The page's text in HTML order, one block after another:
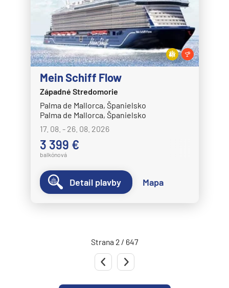
Norwegian Prima
Norwegian Sky
Norwegian Spirit
Norwegian Star
Norwegian Sun
Norwegian Viva
Pride of America
Oceania Cruises
Oceania Allura
Oceania Insignia
Oceania Marina
Oceania Riviera
Oceania Sirena
Oceania Vista
Mein Schiff Flow
Západné Stredomorie
Palma de Mallorca, Španielsko
Palma de Mallorca, Španielsko
17. 08. - 26. 08. 2026
3 399 €
balkónová
Detail plavby Mapa
Strana 2 / 647
Predchádzajúca strana